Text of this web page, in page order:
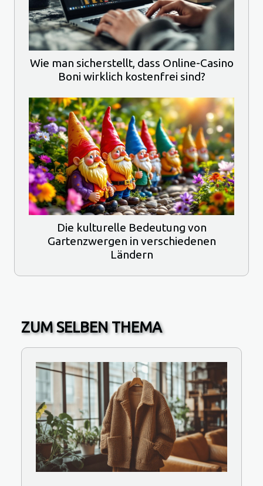
Wie man sicherstellt, dass Online-Casino
Boni wirklich kostenfrei sind?
Die kulturelle Bedeutung von
Gartenzwergen in verschiedenen
Ländern
ZUM SELBEN THEMA